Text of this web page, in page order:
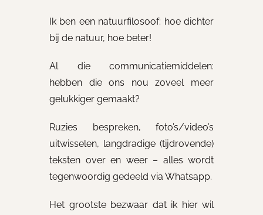
Ik ben een natuurfilosoof: hoe dichter
bij de natuur, hoe beter!
Al die communicatiemiddelen:
hebben die ons nou zoveel meer
gelukkiger gemaakt?
Ruzies bespreken, foto’s/video’s
uitwisselen, langdradige (tijdrovende)
teksten over en weer – alles wordt
tegenwoordig gedeeld via Whatsapp.
Het grootste bezwaar dat ik hier wil